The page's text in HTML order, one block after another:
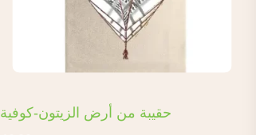
حقيبة من أرض الزيتون-كوفية